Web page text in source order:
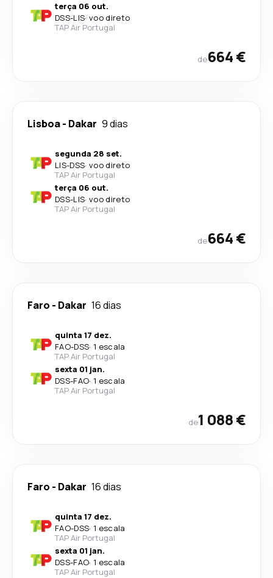
terça 06 out.
DSS-LIS· voo direto
TAP Air Portugal
de664 €
Lisboa- Dakar 9 dias
segunda 28 set.
LIS-DSS· voo direto
TAP Air Portugal
terça 06 out.
DSS-LIS· voo direto
TAP Air Portugal
de664 €
Faro - Dakar 16 dias
quinta 17 dez.
FAO-DSS· 1 escala
TAP Air Portugal
sexta 01 jan.
DSS-FAO· 1 escala
TAP Air Portugal
de1 088 €
Faro - Dakar 16 dias
quinta 17 dez.
FAO-DSS· 1 escala
TAP Air Portugal
sexta 01 jan.
DSS-FAO· 1 escala
TAP Air Portugal